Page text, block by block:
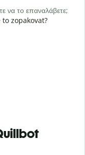
να το επαναλάβετε;
to zopakovat?